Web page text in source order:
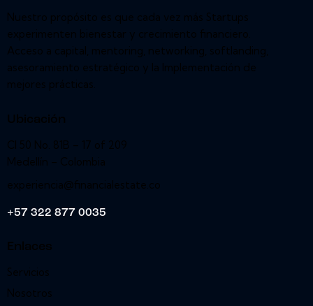
Nuestro propósito es que cada vez más Startups
experimenten bienestar y crecimiento financiero.
Acceso a capital, mentoring, networking, softlanding,
asesoramiento estratégico y la Implementación de
mejores prácticas.
Ubicación
Cl 50 No. 81B – 17 of 209
Medellín – Colombia
experiencia@financialestate.co
+57 322 877 0035
Enlaces
Servicios
Nosotros